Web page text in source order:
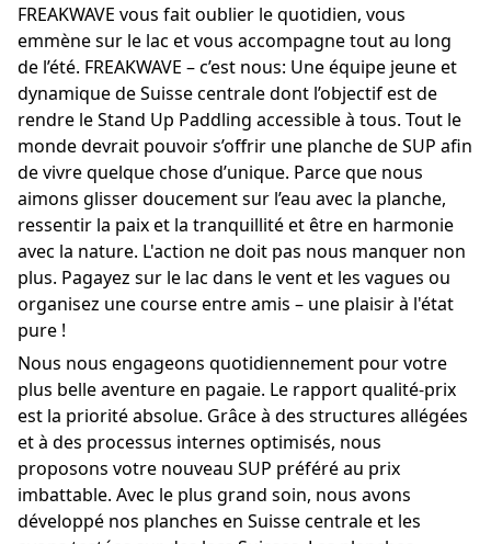
FREAKWAVE vous fait oublier le quotidien, vous
emmène sur le lac et vous accompagne tout au long
de l’été. FREAKWAVE – c’est nous: Une équipe jeune et
dynamique de Suisse centrale dont l’objectif est de
rendre le Stand Up Paddling accessible à tous. Tout le
monde devrait pouvoir s’offrir une planche de SUP afin
de vivre quelque chose d’unique. Parce que nous
aimons glisser doucement sur l’eau avec la planche,
ressentir la paix et la tranquillité et être en harmonie
avec la nature. L'action ne doit pas nous manquer non
plus. Pagayez sur le lac dans le vent et les vagues ou
organisez une course entre amis – une plaisir à l'état
pure !
Nous nous engageons quotidiennement pour votre
plus belle aventure en pagaie. Le rapport qualité-prix
est la priorité absolue. Grâce à des structures allégées
et à des processus internes optimisés, nous
proposons votre nouveau SUP préféré au prix
imbattable. Avec le plus grand soin, nous avons
développé nos planches en Suisse centrale et les